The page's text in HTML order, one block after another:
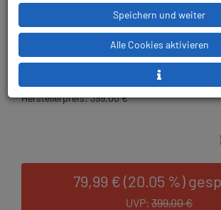
ab319,00 €*
Herstellerpreis: 399,00 €
79,99 € (20.05 %)
UVP: 399,00 €
Speichern und weiter
Alle Cookies aktivieren